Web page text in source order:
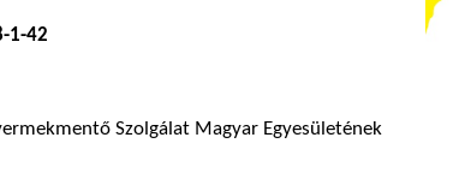
1-42
Szolgálat Magyar Egyesületének